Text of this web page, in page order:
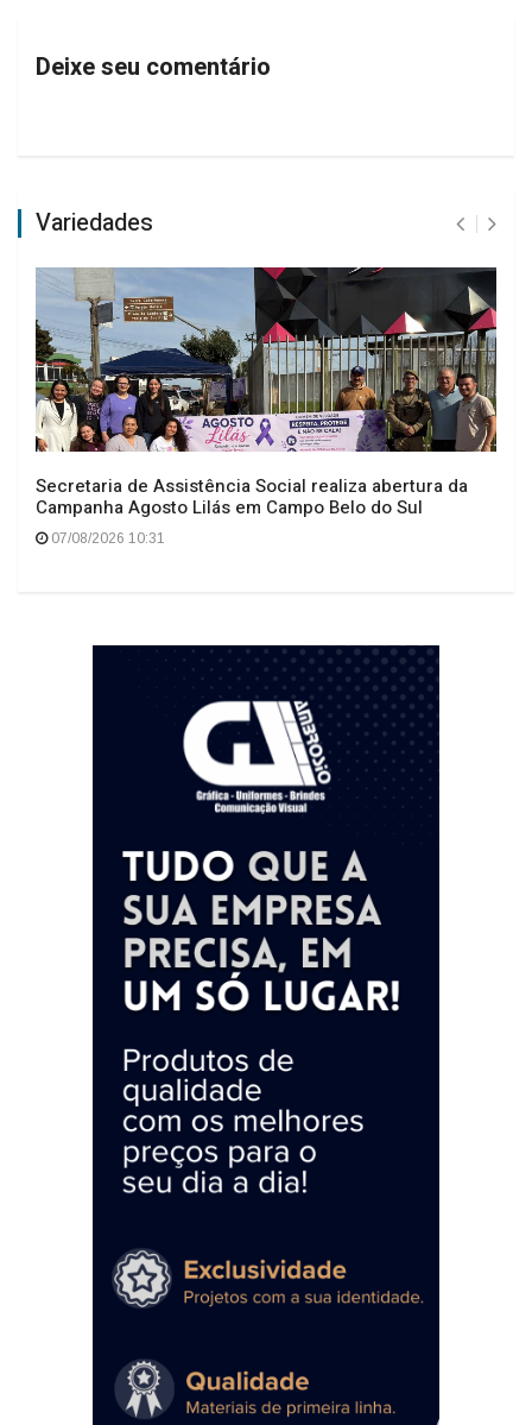
Deixe seu comentário
Variedades
Secretaria de Assistência Social realiza abertura da
Campanha Agosto Lilás em Campo Belo do Sul
07/08/2026 10:31